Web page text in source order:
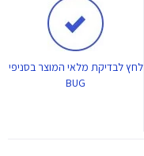
לחץלבדיקת מלאי המוצר בסניפי
BUG